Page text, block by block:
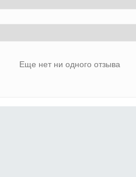
Еще нет ни одного отзыва